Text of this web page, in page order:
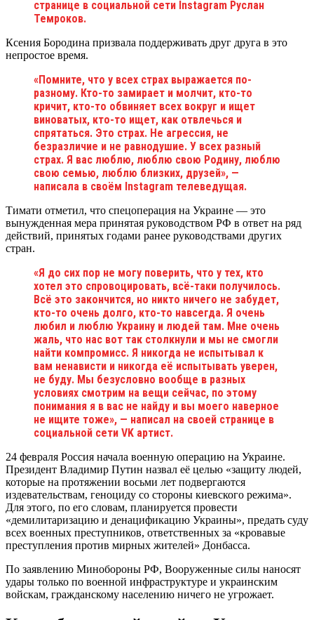
странице в социальной сети Instagram Руслан
Темроков.
Ксения Бородина призвала поддерживать друг друга в это
непростое время.
«Помните, что у всех страх выражается по-
разному. Кто-то замирает и молчит, кто-то
кричит, кто-то обвиняет всех вокруг и ищет
виноватых, кто-то ищет, как отвлечься и
спрятаться. Это страх. Не агрессия, не
безразличие и не равнодушие. У всех разный
страх. Я вас люблю, люблю свою Родину, люблю
свою семью, люблю близких, друзей», —
написала в своём Instagram телеведущая.
Тимати отметил, что спецоперация на Украине — это
вынужденная мера принятая руководством РФ в ответ на ряд
действий, принятых годами ранее руководствами других
стран.
«Я до сих пор не могу поверить, что у тех, кто
хотел это спровоцировать, всё-таки получилось.
Всё это закончится, но никто ничего не забудет,
кто-то очень долго, кто-то навсегда. Я очень
любил и люблю Украину и людей там. Мне очень
жаль, что нас вот так столкнули и мы не смогли
найти компромисс. Я никогда не испытывал к
вам ненависти и никогда её испытывать уверен,
не буду. Мы безусловно вообще в разных
условиях смотрим на вещи сейчас, по этому
понимания я в вас не найду и вы моего наверное
не ищите тоже», — написал на своей странице в
социальной сети VK артист.
24 февраля Россия начала военную операцию на Украине.
Президент Владимир Путин назвал её целью «защиту людей,
которые на протяжении восьми лет подвергаются
издевательствам, геноциду со стороны киевского режима».
Для этого, по его словам, планируется провести
«демилитаризацию и денацификацию Украины», предать суду
всех военных преступников, ответственных за «кровавые
преступления против мирных жителей» Донбасса.
По заявлению Минобороны РФ, Вооруженные силы наносят
удары только по военной инфраструктуре и украинским
войскам, гражданскому населению ничего не угрожает.